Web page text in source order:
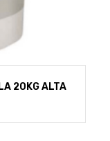
20KG ALTA